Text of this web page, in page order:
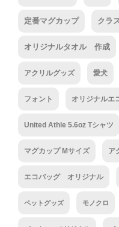
定番マグカップ クラ
オリジナルタオル 作成
アクリルグッズ 愛犬
フォント オリジナルエ
United Athle 5.6oz Tシャツ
マグカップ Mサイズ ア
エコバッグ オリジナル
ペットグッズ モノクロ